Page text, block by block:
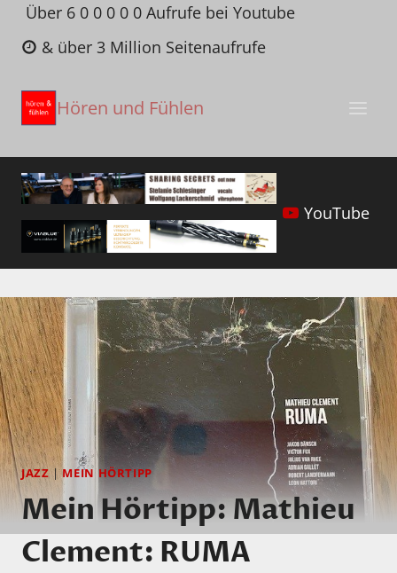
Zum
Inhalt
springen
Über 6 0 0 0 0 0 Aufrufe bei Youtube
& über 3 Million Seitenaufrufe
Hören und Fühlen
YouTube
JAZZ |MEIN HÖRTIPP
Mein Hörtipp: Mathieu
Clement: RUMA